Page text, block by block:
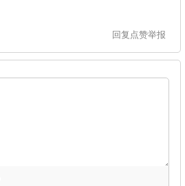
回复 点赞举报